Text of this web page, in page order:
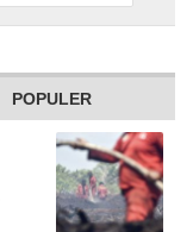
POPULER